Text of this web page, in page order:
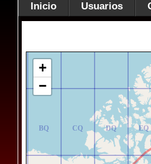
Inicio Usuarios
BQ
BR
CQ
CR
DQ
DR
EQ
ER
+
−